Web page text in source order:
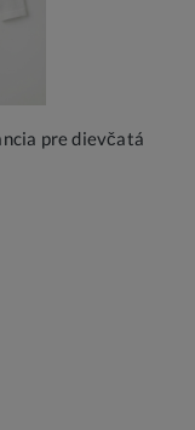
pre dievčatá